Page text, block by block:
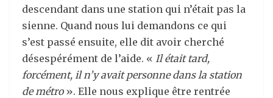
descendant dans une station qui n’était pas la
sienne. Quand nous lui demandons ce qui
s’est passé ensuite, elle dit avoir cherché
désespérément de l’aide. « Il était tard,
forcément, il n’y avait personne dans la station
de métro». Elle nous explique être rentrée